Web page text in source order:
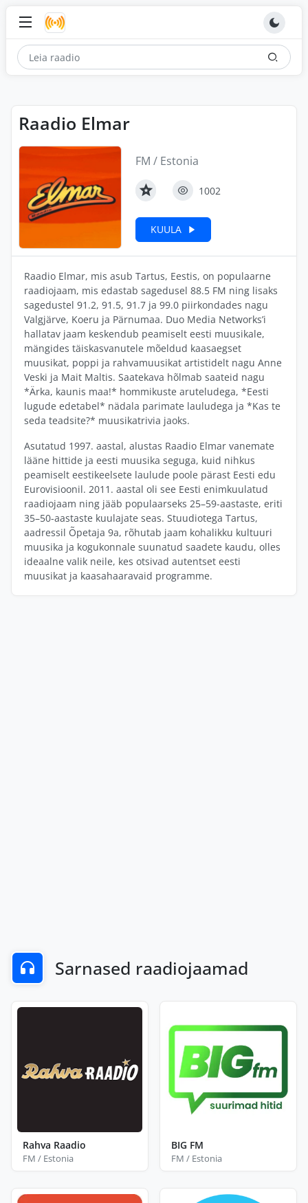
Raadio Elmar
FM / Estonia
1002
KUULA
Raadio Elmar, mis asub Tartus, Eestis, on populaarne
raadiojaam, mis edastab sagedusel 88.5 FM ning lisaks
sagedustel 91.2, 91.5, 91.7 ja 99.0 piirkondades nagu
Valgjärve, Koeru ja Pärnumaa. Duo Media Networks’i
hallatav jaam keskendub peamiselt eesti muusikale,
mängides täiskasvanutele mõeldud kaasaegset
muusikat, poppi ja rahvamuusikat artistidelt nagu Anne
Veski ja Mait Maltis. Saatekava hõlmab saateid nagu
*Ärka, kaunis maa!* hommikuste aruteludega, *Eesti
lugude edetabel* nädala parimate lauludega ja *Kas te
seda teadsite?* muusikatrivia jaoks.
Asutatud 1997. aastal, alustas Raadio Elmar vanemate
lääne hittide ja eesti muusika seguga, kuid nihkus
peamiselt eestikeelsete laulude poole pärast Eesti edu
Eurovisioonil. 2011. aastal oli see Eesti enimkuulatud
raadiojaam ning jääb populaarseks 25–59-aastaste, eriti
35–50-aastaste kuulajate seas. Stuudiotega Tartus,
aadressil Õpetaja 9a, rõhutab jaam kohalikku kultuuri
muusika ja kogukonnale suunatud saadete kaudu, olles
ideaalne valik neile, kes otsivad autentset eesti
muusikat ja kaasahaaravaid programme.
Sarnased raadiojaamad
Rahva Raadio
FM / Estonia
BIG FM
FM / Estonia